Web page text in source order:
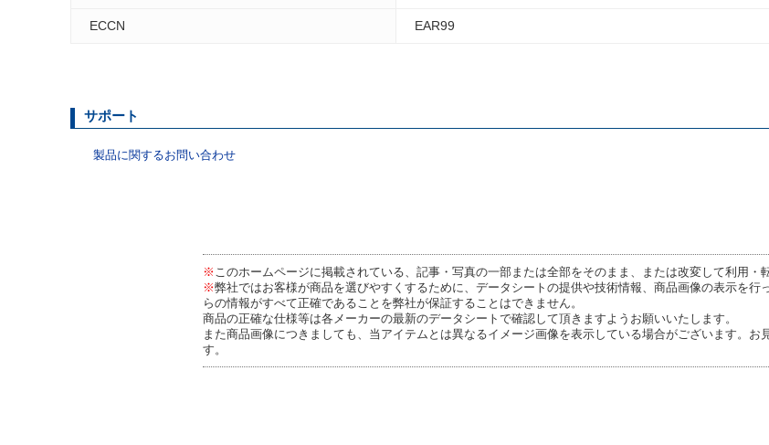
ECCN EAR99
サポート
製品に関するお問い合わせ
※ このホームページに掲載されている、記事・写真の一部または全部をそのまま、または改変して利用・
※弊社ではお客様が商品を選びやすくするために、データシートの提供や技術情報、商品画像の表示を
らの情報がすべて正確であることを弊社が保証することはできません。
商品の正確な仕様等は各メーカーの最新のデータシートで確認して頂きますようお願いいたします。
また商品画像につきましても、当アイテムとは異なるイメージ画像を表示している場合がございます。お
す。